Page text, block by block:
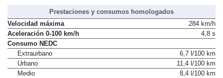
Prestaciones y consumos homologados
Velocidad máxima
284 km/h
Aceleración 0-100 km/h
4,8 s
Consumo NEDC
Extraurbano
6,7 l/100 km
Urbano
11,4 l/100 km
Medio
8,4 l/100 km